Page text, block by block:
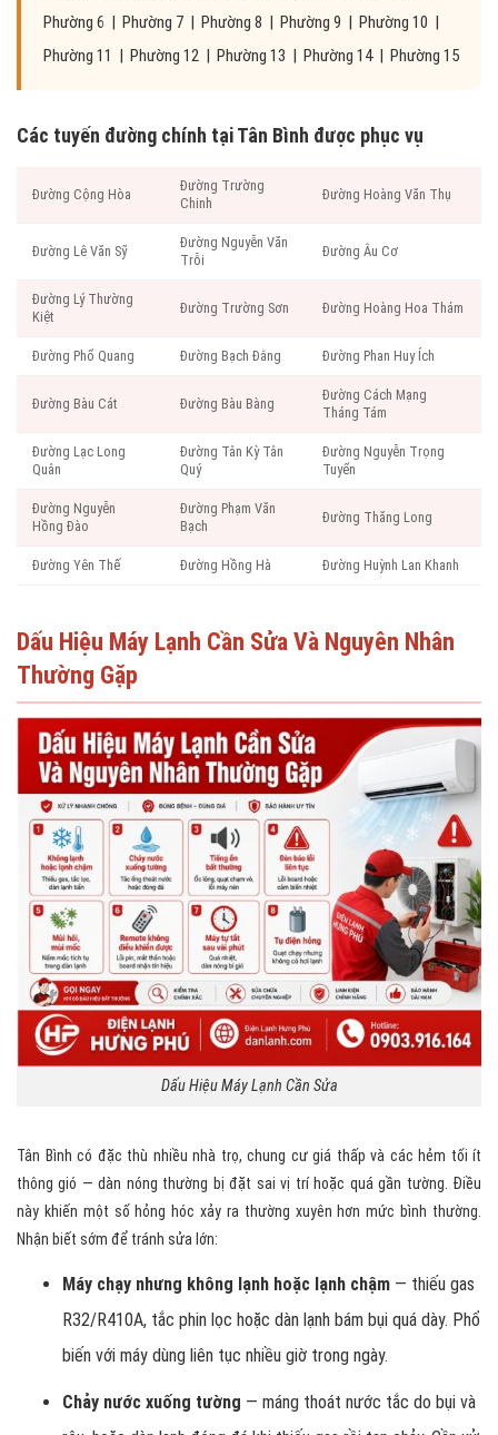
Phường 6 | Phường 7 | Phường 8 | Phường 9 | Phường 10 |
Phường 11 | Phường 12 | Phường 13 | Phường 14 | Phường 15
Các tuyến đường chính tại Tân Bình được phục vụ
Đường Cộng Hòa
Đường Trường
Chinh
Đường Hoàng Văn Thụ
Đường Lê Văn Sỹ
Đường Nguyễn Văn
Trỗi
Đường Âu Cơ
Đường Lý Thường
Kiệt
Đường Trường Sơn Đường Hoàng Hoa Thám
Đường Phổ Quang Đường Bạch Đằng Đường Phan Huy Ích
Đường Bàu Cát Đường Bàu Bàng
Đường Cách Mạng
Tháng Tám
Đường Lạc Long
Quân
Đường Tân Kỳ Tân
Quý
Đường Nguyễn Trọng
Tuyển
Đường Nguyễn
Hồng Đào
Đường Phạm Văn
Bạch
Đường Thăng Long
Đường Yên Thế Đường Hồng Hà Đường Huỳnh Lan Khanh
Dấu Hiệu Máy Lạnh Cần Sửa Và Nguyên Nhân
Thường Gặp
Dấu Hiệu Máy Lạnh Cần Sửa
Tân Bình có đặc thù nhiều nhà trọ, chung cư giá thấp và các hẻm tối ít
thông gió — dàn nóng thường bị đặt sai vị trí hoặc quá gần tường. Điều
này khiến một số hỏng hóc xảy ra thường xuyên hơn mức bình thường.
Nhận biết sớm để tránh sửa lớn:
Máy chạy nhưng không lạnh hoặc lạnh chậm— thiếu gas
R32/R410A, tắc phin lọc hoặc dàn lạnh bám bụi quá dày. Phổ
biến với máy dùng liên tục nhiều giờ trong ngày.
Chảy nước xuống tường — máng thoát nước tắc do bụi và